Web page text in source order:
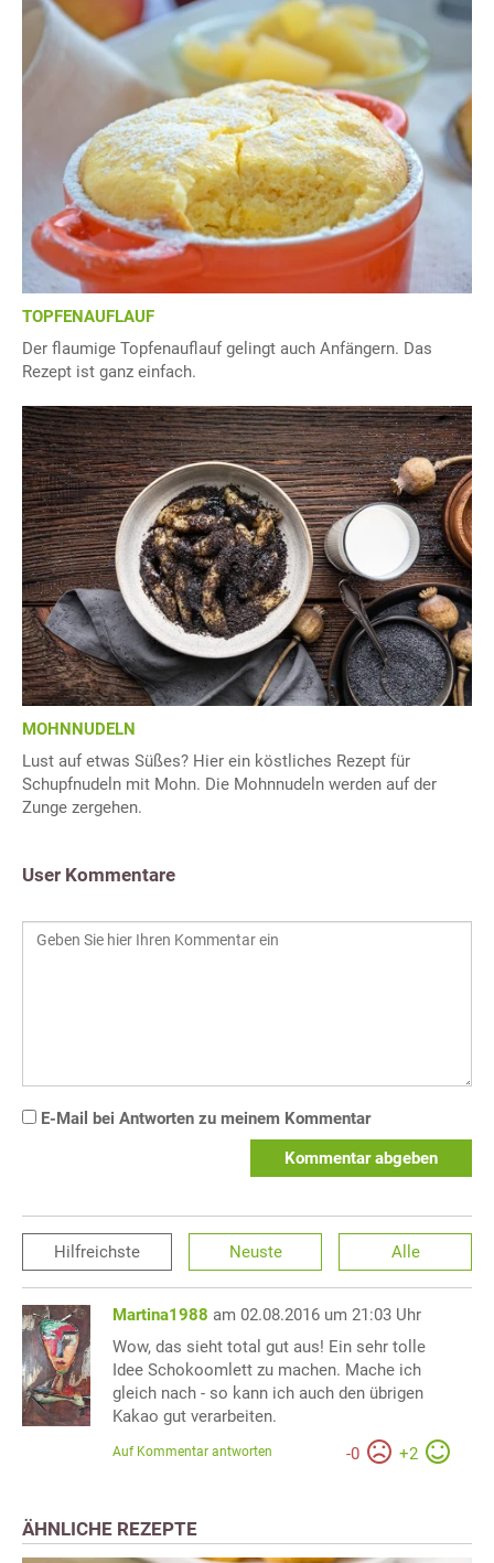
TOPFENAUFLAUF
Der flaumige Topfenauflauf gelingt auch Anfängern. Das
Rezept ist ganz einfach.
MOHNNUDELN
Lust auf etwas Süßes? Hier ein köstliches Rezept für
Schupfnudeln mit Mohn. Die Mohnnudeln werden auf der
Zunge zergehen.
User Kommentare
E-Mail bei Antworten zu meinem Kommentar
Kommentar abgeben
Hilfreichste Neuste Alle
Martina1988 am 02.08.2016 um 21:03 Uhr
Wow, das sieht total gut aus! Ein sehr tolle
Idee Schokoomlett zu machen. Mache ich
gleich nach - so kann ich auch den übrigen
Kakao gut verarbeiten.
-0 +2
Auf Kommentar antworten
ÄHNLICHE REZEPTE